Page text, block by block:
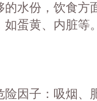
水份，饮食方
如蛋黄、内脏等
因子：吸烟、